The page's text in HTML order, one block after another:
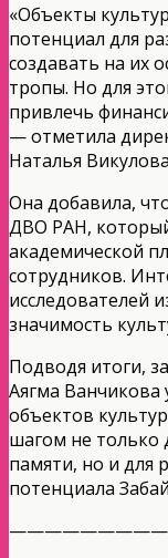
«Объекты
потенциал для
создавать на их
тропы. Но для
привлечь
— отметила
Наталья
Она добавила,
ДВО РАН, который
академической
сотрудников.
исследователей
значимость
Подводя итоги,
Аягма Ванчикова
объектов
шагом не только
памяти, но и для
потенциала